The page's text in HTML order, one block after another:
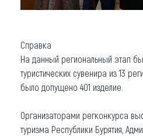
Справка
На данный региональный этап
туристических сувенира из 13
было допущено 401 изделие.
Организаторами регконкурса
туризма Республики Бурятия,